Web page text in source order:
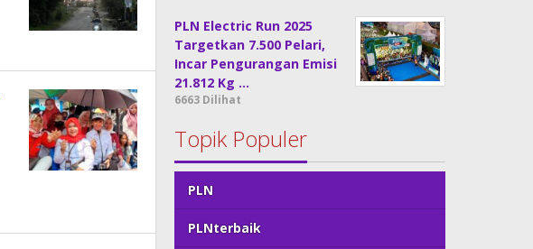
PLN Electric Run 2025
Targetkan 7.500 Pelari,
Incar Pengurangan Emisi
21.812 Kg …
6663 Dilihat
Topik Populer
PLN
PLNterbaik